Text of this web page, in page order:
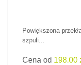
Powiększona
szpuli...
Cena od 198.00